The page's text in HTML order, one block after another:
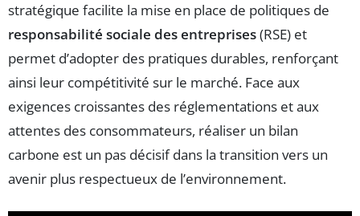
stratégique facilite la mise en place de politiques de
responsabilité sociale des entreprises(RSE) et
permet d’adopter des pratiques durables, renforçant
ainsi leur compétitivité sur le marché. Face aux
exigences croissantes des réglementations et aux
attentes des consommateurs, réaliser un bilan
carbone est un pas décisif dans la transition vers un
avenir plus respectueux de l’environnement.